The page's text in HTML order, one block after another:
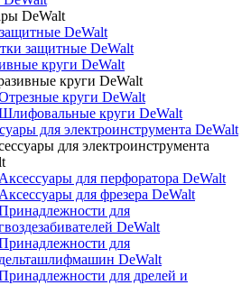
DeWalt
DeWalt
защитные DeWalt
круги DeWalt
круги DeWalt
круги DeWalt
круги DeWalt
для электроинструмента DeWalt
для электроинструмента
Аксессуары для перфоратора DeWalt
Аксессуары для фрезера DeWalt
для
DeWalt
для
дельташлифмашин DeWalt
для дрелей и